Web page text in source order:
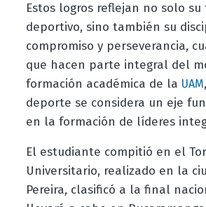
Estos logros reflejan no solo
deportivo, sino también su
compromiso y perseverancia,
que hacen parte integral del
formación académica de la UAM
deporte se considera un eje
en la formación de líderes
El estudiante compitió en el
Universitario, realizado en la
Pereira, clasificó a la final